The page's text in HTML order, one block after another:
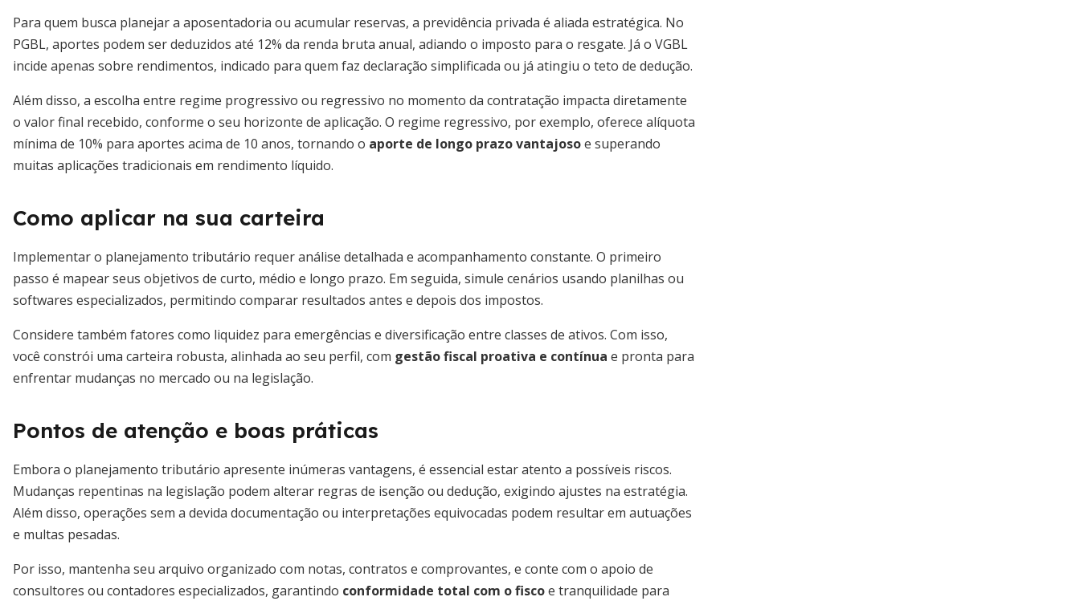
Para quem busca planejar a aposentadoria ou acumular reservas, a previdência privada é aliada estratégica. No
PGBL, aportes podem ser deduzidos até 12% da renda bruta anual, adiando o imposto para o resgate. Já o VGBL
incide apenas sobre rendimentos, indicado para quem faz declaração simplificada ou já atingiu o teto de dedução.
Além disso, a escolha entre regime progressivo ou regressivo no momento da contratação impacta diretamente
o valor final recebido, conforme o seu horizonte de aplicação. O regime regressivo, por exemplo, oferece alíquota
mínima de 10% para aportes acima de 10 anos, tornando o aporte de longo prazo vantajosoe superando
muitas aplicações tradicionais em rendimento líquido.
Como aplicar na sua carteira
Implementar o planejamento tributário requer análise detalhada e acompanhamento constante. O primeiro
passo é mapear seus objetivos de curto, médio e longo prazo. Em seguida, simule cenários usando planilhas ou
softwares especializados, permitindo comparar resultados antes e depois dos impostos.
Considere também fatores como liquidez para emergências e diversificação entre classes de ativos. Com isso,
você constrói uma carteira robusta, alinhada ao seu perfil, com gestão fiscal proativa e contínua e pronta para
enfrentar mudanças no mercado ou na legislação.
Pontos de atenção e boas práticas
Embora o planejamento tributário apresente inúmeras vantagens, é essencial estar atento a possíveis riscos.
Mudanças repentinas na legislação podem alterar regras de isenção ou dedução, exigindo ajustes na estratégia.
Além disso, operações sem a devida documentação ou interpretações equivocadas podem resultar em autuações
e multas pesadas.
Por isso, mantenha seu arquivo organizado com notas, contratos e comprovantes, e conte com o apoio de
consultores ou contadores especializados, garantindo conformidade total com o fiscoe tranquilidade para